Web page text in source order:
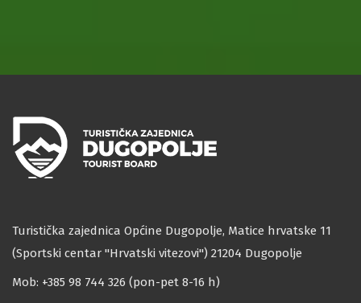
Turistička zajednica Općine Dugopolje, Matice hrvatske 11
(Sportski centar ''Hrvatski vitezovi'') 21204 Dugopolje
Mob: +385 98 744 326 (pon-pet 8-16 h)